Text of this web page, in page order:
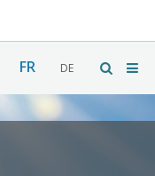
FR DE